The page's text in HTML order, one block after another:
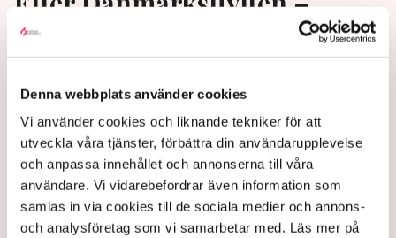
Denna webbplats använder cookies
Vi använder cookies och liknande tekniker för att
utveckla våra tjänster, förbättra din användarupplevelse
och anpassa innehållet och annonserna till våra
användare. Vi vidarebefordrar även information som
samlas in via cookies till de sociala medier och annons-
och analysföretag som vi samarbetar med. Läs mer på
sockerbolag återvänder till
Sverige
att flytta delar av sin verksamhet från Sverige till
Danmark. Men nu återvänder produktionen hem igen,
skriver Sydsvenskan.
2 years ago | Av: Redaktionen